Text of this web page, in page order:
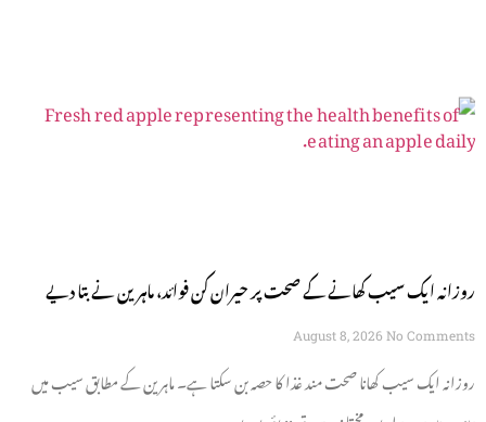
روزانہ ایک سیب کھانے کے صحت پر حیران کن فوائد، ماہرین نے بتا دیے
August 8, 2026 No Comments
روزانہ ایک سیب کھانا صحت مند غذا کا حصہ بن سکتا ہے۔ ماہرین کے مطابق سیب میں